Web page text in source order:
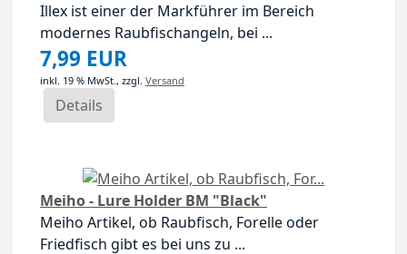
Illex ist einer der Markführer im Bereich
modernes Raubfischangeln, bei ...
7,99 EUR
inkl. 19 % MwSt., zzgl. Versand
Details
Meiho - Lure Holder BM "Black"
Meiho Artikel, ob Raubfisch, Forelle oder
Friedfisch gibt es bei uns zu ...